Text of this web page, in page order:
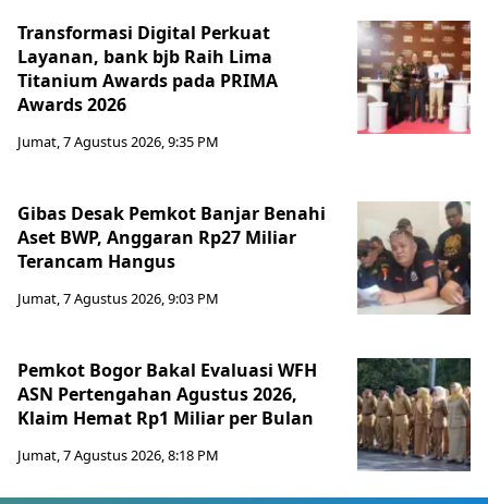
Transformasi Digital Perkuat
Layanan, bank bjb Raih Lima
Titanium Awards pada PRIMA
Awards 2026
Jumat, 7 Agustus 2026, 9:35 PM
Gibas Desak Pemkot Banjar Benahi
Aset BWP, Anggaran Rp27 Miliar
Terancam Hangus
Jumat, 7 Agustus 2026, 9:03 PM
Pemkot Bogor Bakal Evaluasi WFH
ASN Pertengahan Agustus 2026,
Klaim Hemat Rp1 Miliar per Bulan
Jumat, 7 Agustus 2026, 8:18 PM